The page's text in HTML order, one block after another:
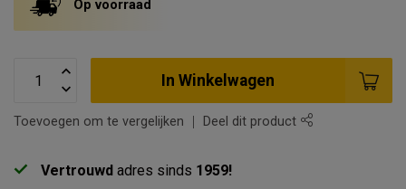
Op voorraad
In Winkelwagen
Toevoegen om te vergelijken Deel dit product
Vertrouwd adres sinds 1959!